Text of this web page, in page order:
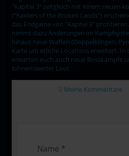
"Kapitel 3" zeitgleich mit einem neuen
("Raiders of the Broken Lands")
das Endgame von "Kapitel 3"
nimmt dazu Änderungen im
hinaus neue Waffen (Doppelklingen,
Karte um etliche Locations erweitert. In
erwarten euch auch neue Bosskämpfe
lohnenswerter Loot.
Meine Kommentare